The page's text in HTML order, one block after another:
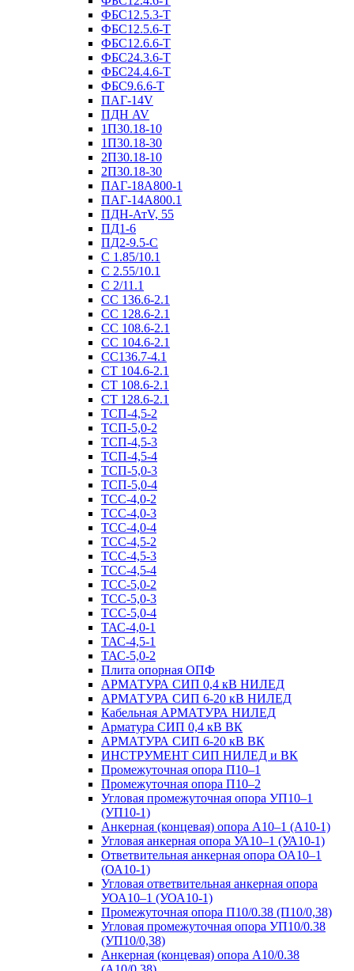
ФБС12.5.3-Т
ФБС12.5.6-Т
ФБС12.6.6-Т
ФБС24.3.6-Т
ФБС24.4.6-Т
ФБС9.6.6-Т
ПАГ-14V
ПДН AV
1П30.18-10
1П30.18-30
2П30.18-10
2П30.18-30
ПАГ-18А800-1
ПАГ-14А800.1
ПДН-АтV, 55
ПД1-6
ПД2-9.5-С
С 1.85/10.1
С 2.55/10.1
С 2/11.1
СС 136.6-2.1
СС 128.6-2.1
СС 108.6-2.1
СС 104.6-2.1
СС136.7-4.1
СТ 104.6-2.1
СТ 108.6-2.1
СТ 128.6-2.1
ТСП-4,5-2
ТСП-5,0-2
ТСП-4,5-3
ТСП-4,5-4
ТСП-5,0-3
ТСП-5,0-4
ТСС-4,0-2
ТСС-4,0-3
ТСС-4,0-4
ТСС-4,5-2
ТСС-4,5-3
ТСС-4,5-4
ТСС-5,0-2
ТСС-5,0-3
ТСС-5,0-4
ТАС-4,0-1
ТАС-4,5-1
ТАС-5,0-2
Плита опорная ОПФ
АРМАТУРА СИП 0,4 кВ НИЛЕД
АРМАТУРА СИП 6-20 кВ НИЛЕД
Кабельная АРМАТУРА НИЛЕД
Арматура СИП 0,4 кВ ВК
АРМАТУРА СИП 6-20 кВ ВК
ИНСТРУМЕНТ СИП НИЛЕД и ВК
Промежуточная опора П10–1
Промежуточная опора П10–2
Угловая промежуточная опора УП10–1
(УП10-1)
Анкерная (концевая) опора А10–1 (А10-1)
Угловая анкерная опора УА10–1 (УА10-1)
Ответвительная анкерная опора ОА10–1
(ОА10-1)
Угловая ответвительная анкерная опора
УОА10–1 (УОА10-1)
Промежуточная опора П10/0.38 (П10/0,38)
Угловая промежуточная опора УП10/0.38
(УП10/0,38)
Анкерная (концевая) опора А10/0.38